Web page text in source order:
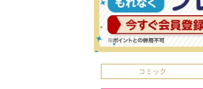
コミック